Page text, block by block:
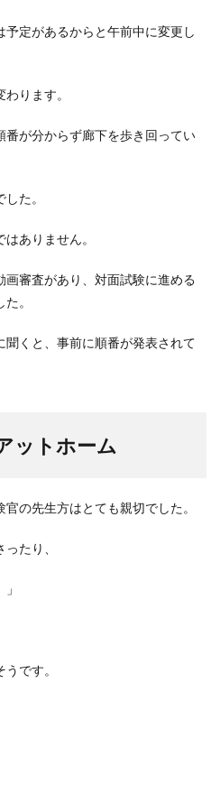
定があるからと午前中に変更し
ります。
が分からず廊下を歩き回ってい
た。
ありません。
審査があり、対面試験に進める
。
くと、事前に順番が発表されて
ットホーム
の先生方はとても親切でした。
たり、
です。